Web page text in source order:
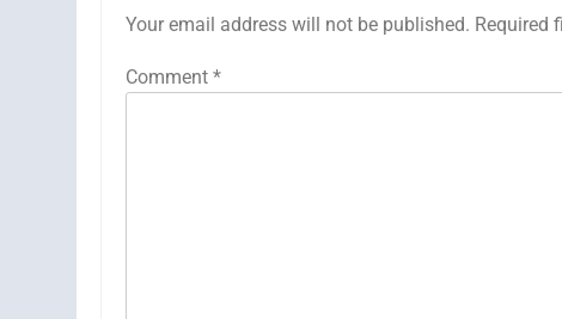
Your email address will not be published. Required
Comment *